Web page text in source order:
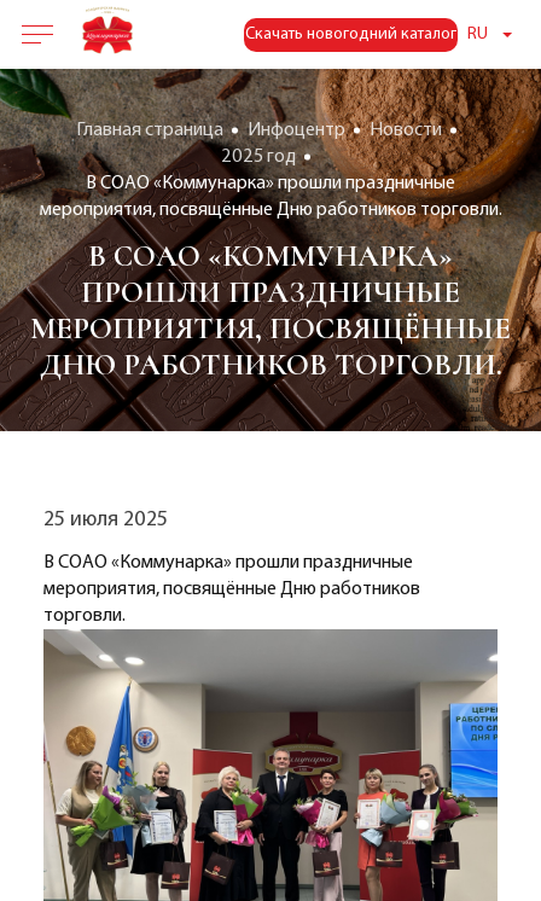
Скачать новогодний каталог RU
Главная страница Инфоцентр
Новости
2025 год
В СОАО «Коммунарка» прошли праздничные
мероприятия, посвящённые Дню работников торговли.
В СОАО «КОММУНАРКА»
ПРОШЛИ ПРАЗДНИЧНЫЕ
МЕРОПРИЯТИЯ, ПОСВЯЩЁННЫЕ
ДНЮ РАБОТНИКОВ ТОРГОВЛИ.
25 июля 2025
В СОАО «Коммунарка» прошли праздничные
мероприятия, посвящённые Дню работников
торговли.